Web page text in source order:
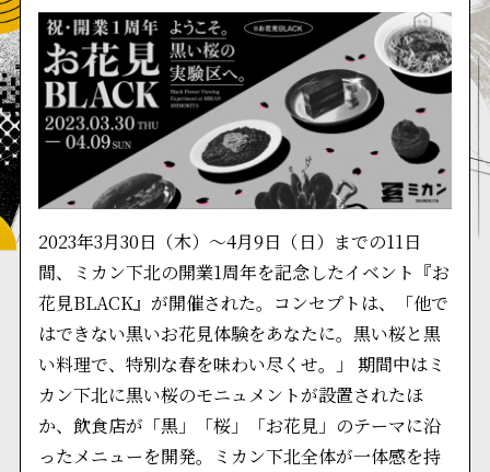
2023年3月30日（木）～4月9日（日）までの11日
間、ミカン下北の開業1周年を記念したイベント『お
花見BLACK』が開催された。コンセプトは、「他で
はできない黒いお花見体験をあなたに。黒い桜と黒
い料理で、特別な春を味わい尽くせ。」 期間中はミ
カン下北に黒い桜のモニュメントが設置されたほ
か、飲食店が「黒」「桜」「お花見」のテーマに沿
ったメニューを開発。ミカン下北全体が一体感を持